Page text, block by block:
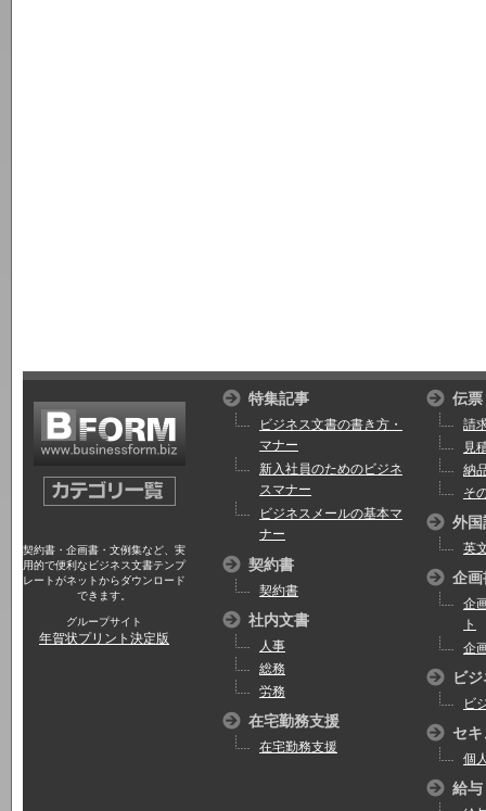
契約書・企画書・文例集など、実
用的で便利なビジネス文書テンプ
レートがネットからダウンロード
できます。
グループサイト
年賀状プリント決定版
特集記事
ビジネス文書の書き方・
マナー
新入社員のためのビジネ
スマナー
ビジネスメールの基本マ
ナー
契約書
契約書
社内文書
人事
総務
労務
在宅勤務支援
在宅勤務支援
伝票
請
見
納
そ
外国
英
企画
企
ト
企
ビ
ビ
セ
個
給与